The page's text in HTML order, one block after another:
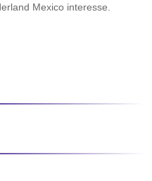
Mexico interesse.